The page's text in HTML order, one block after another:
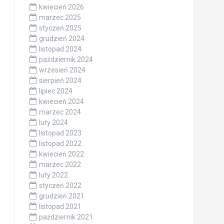
kwiecień 2026
marzec 2025
styczeń 2025
grudzień 2024
listopad 2024
październik 2024
wrzesień 2024
sierpień 2024
lipiec 2024
kwiecień 2024
marzec 2024
luty 2024
listopad 2023
listopad 2022
kwiecień 2022
marzec 2022
luty 2022
styczeń 2022
grudzień 2021
listopad 2021
październik 2021